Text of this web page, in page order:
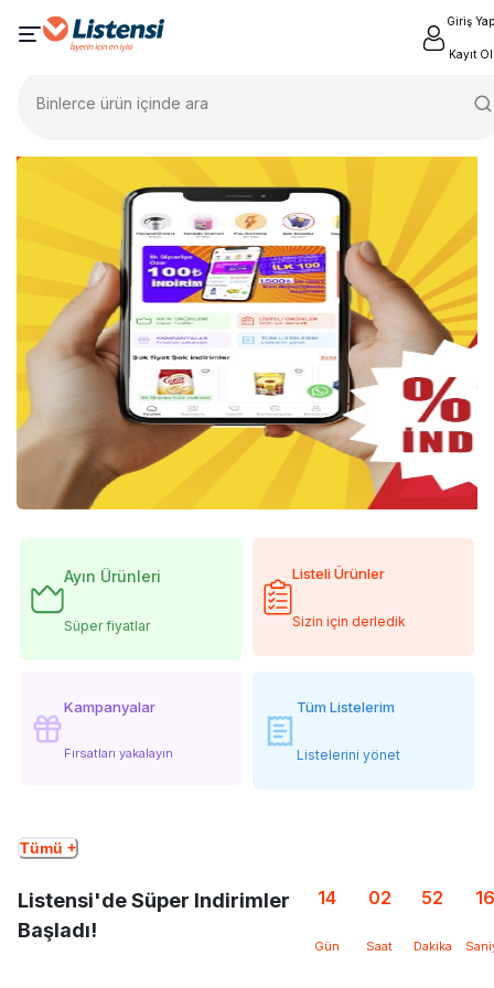
Giriş Yap
Kayıt Ol
Binlerce ürün içinde ara
Ayın Ürünleri
Süper fiyatlar
Listeli Ürünler
Sizin için derledik
Kampanyalar
Fırsatları yakalayın
Tüm Listelerim
Listelerini yönet
Tümü +
Listensi'de Süper Indirimler
Başladı!
14
Gün
02
Saat
52
Dakika
15